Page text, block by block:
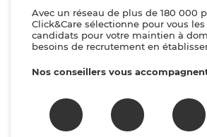
Avec un réseau de plus de 180 000
Click&Care sélectionne pour vous
candidats pour votre maintien à
besoins de recrutement en
Nos conseillers vous